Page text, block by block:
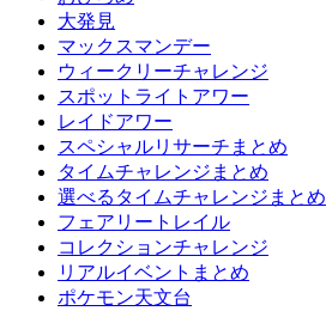
大発見
マックスマンデー
ウィークリーチャレンジ
スポットライトアワー
レイドアワー
スペシャルリサーチまとめ
タイムチャレンジまとめ
選べるタイムチャレンジまとめ
フェアリートレイル
コレクションチャレンジ
リアルイベントまとめ
ポケモン天文台